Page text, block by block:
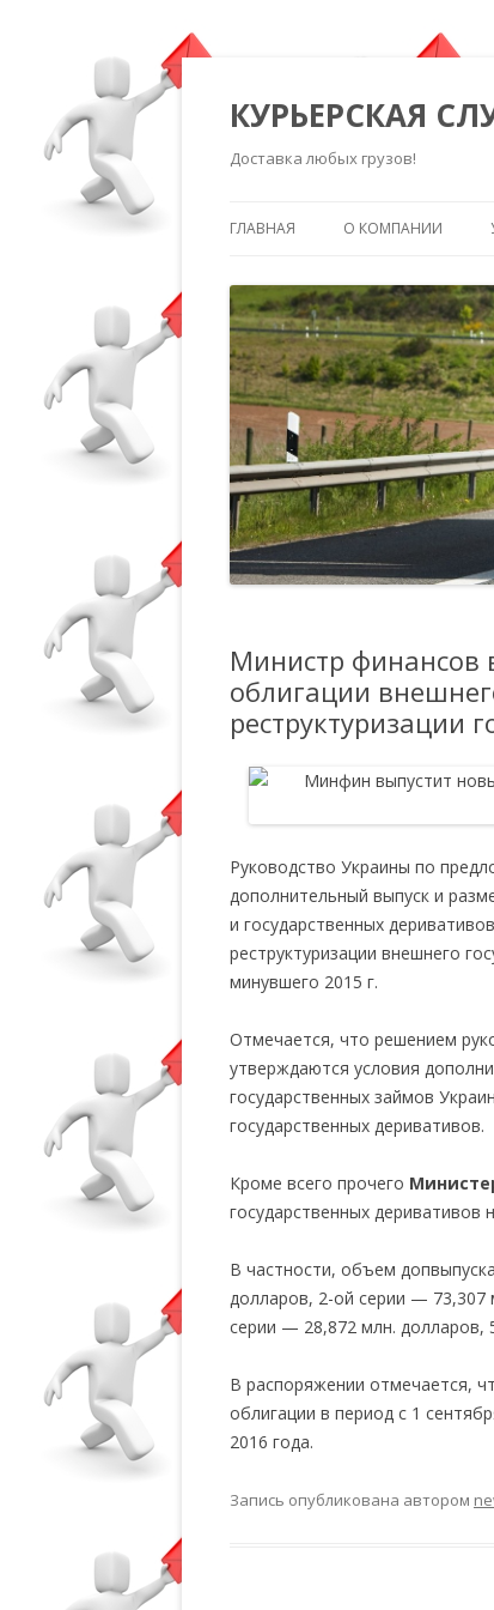
КУРЬЕРСКАЯ
Доставка любых грузов!
ГЛАВНАЯ О КОМПАНИИ
Министр финансов
облигации
реструктуризации
Руководство Украины по
дополнительный выпуск и
и государственных
реструктуризации внешнего
минувшего 2015 г.
Отмечается, что решением
утверждаются условия
государственных займов
государственных деривативов.
Кроме всего прочего
государственных
В частности, объем
долларов, 2-ой серии — 73,307
серии — 28,872 млн. долларов,
В распоряжении отмечается,
облигации в период с 1
2016 года.
Запись опубликована автором